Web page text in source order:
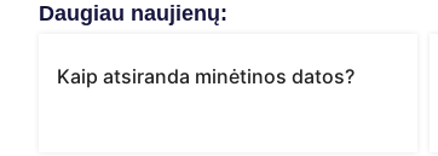
Daugiau naujienų:
Kaip atsiranda minėtinos datos?